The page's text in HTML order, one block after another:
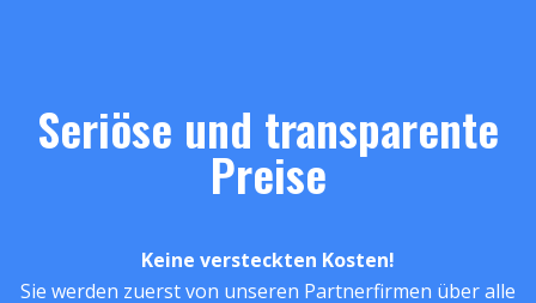
Seriöse und transparente
Preise
Keine versteckten Kosten!
Sie werden zuerst von unseren Partnerfirmen über alle